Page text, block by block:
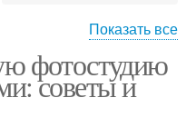
фотостудии
Показать все
фотостудию
советы и